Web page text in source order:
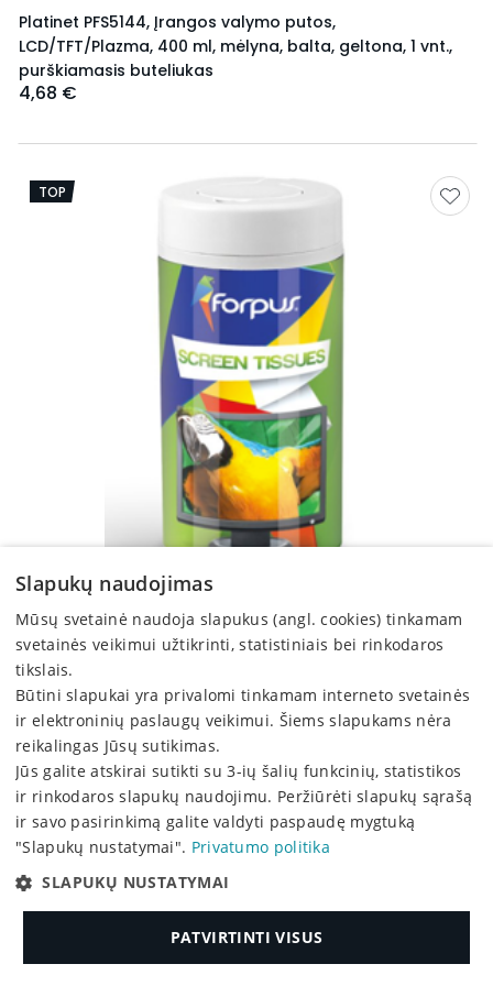
Platinet PFS5144, Įrangos valymo putos,
LCD/TFT/Plazma, 400 ml, mėlyna, balta, geltona, 1 vnt.,
purškiamasis buteliukas
4,68 €
TOP
Drėgnos servetėlės ekranų valymui Forpus, (50 vnt.)
4,83 €
Slapukų naudojimas
Mūsų svetainė naudoja slapukus (angl. cookies) tinkamam
svetainės veikimui užtikrinti, statistiniais bei rinkodaros
tikslais.
Būtini slapukai yra privalomi tinkamam interneto svetainės
ir elektroninių paslaugų veikimui. Šiems slapukams nėra
reikalingas Jūsų sutikimas.
Jūs galite atskirai sutikti su 3-ių šalių funkcinių, statistikos
ir rinkodaros slapukų naudojimu. Peržiūrėti slapukų sąrašą
ir savo pasirinkimą galite valdyti paspaudę mygtuką
"Slapukų nustatymai". Privatumo politika
SLAPUKŲ NUSTATYMAI
PATVIRTINTI VISUS